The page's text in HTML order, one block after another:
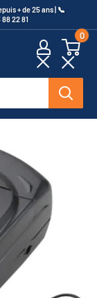
+ de 25 ans | 📞​
22 81
0